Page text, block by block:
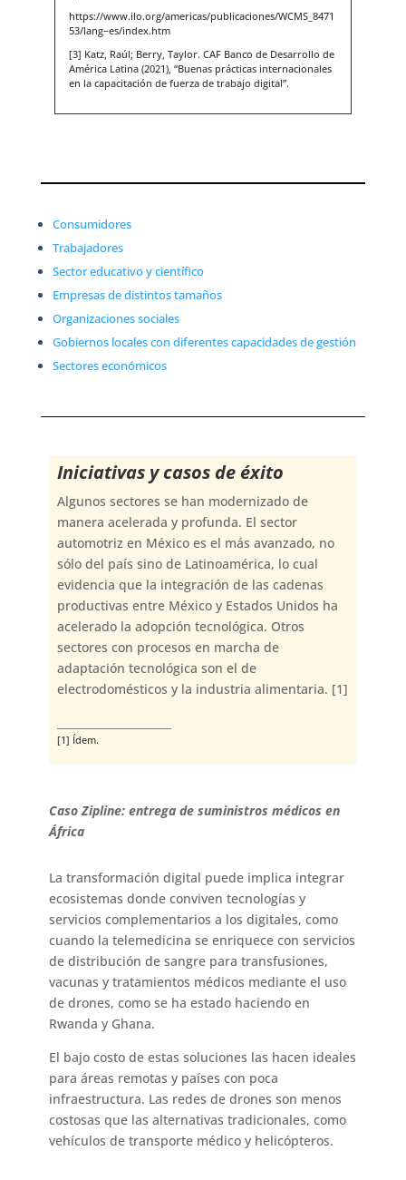
https://www.ilo.org/americas/publicaciones/WCMS_8471
53/lang–es/index.htm
[3] Katz, Raúl; Berry, Taylor. CAF Banco de Desarrollo de
América Latina (2021), “Buenas prácticas internacionales
en la capacitación de fuerza de trabajo digital”.
Consumidores
Trabajadores
Sector educativo y científico
Empresas de distintos tamaños
Organizaciones sociales
Gobiernos locales con diferentes capacidades de gestión
Sectores económicos
Iniciativas y casos de éxito
Algunos sectores se han modernizado de
manera acelerada y profunda. El sector
automotriz en México es el más avanzado, no
sólo del país sino de Latinoamérica, lo cual
evidencia que la integración de las cadenas
productivas entre México y Estados Unidos ha
acelerado la adopción tecnológica. Otros
sectores con procesos en marcha de
adaptación tecnológica son el de
electrodomésticos y la industria alimentaria. [1]
[1] Ídem.
Caso Zipline: entrega de suministros médicos en
África
La transformación digital puede implica integrar
ecosistemas donde conviven tecnologías y
servicios complementarios a los digitales, como
cuando la telemedicina se enriquece con servicios
de distribución de sangre para transfusiones,
vacunas y tratamientos médicos mediante el uso
de drones, como se ha estado haciendo en
Rwanda y Ghana.
El bajo costo de estas soluciones las hacen ideales
para áreas remotas y países con poca
infraestructura. Las redes de drones son menos
costosas que las alternativas tradicionales, como
vehículos de transporte médico y helicópteros.